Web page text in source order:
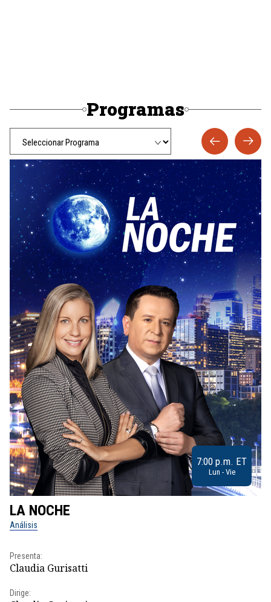
Programas
7:00 p.m. ET
Lun - Vie
LA NOCHE
Análisis
Presenta:
Claudia Gurisatti
Dirige: